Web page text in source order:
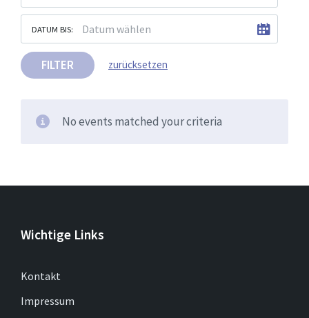
DATUM BIS:
FILTER zurücksetzen
No events matched your criteria
Wichtige Links
Kontakt
Impressum